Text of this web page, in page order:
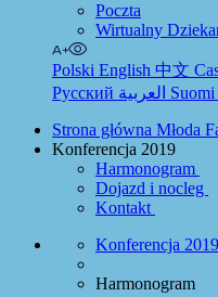
Poczta
Wirtualny
Polski English 中文
Русский
Suomi
Strona główna Młoda
Konferencja 2019
Harmonogram
Dojazd i nocleg
Kontakt
Konferencja 2019
Harmonogram